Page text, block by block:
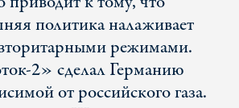
политика налаживает
режимами.
2» сделал Германию
от российского газа.